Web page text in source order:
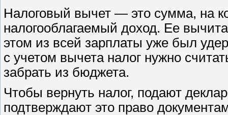
Налоговый вычет — это сумма, на
налогооблагаемый доход. Ее
этом из всей зарплаты уже был
с учетом вычета налог нужно
забрать из бюджета.
Чтобы вернуть налог, подают
подтверждают это право